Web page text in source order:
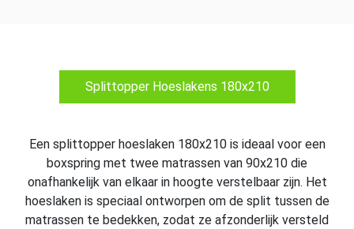
Splittopper Hoeslakens 180x210
Een splittopper hoeslaken 180x210 is ideaal voor een
boxspring met twee matrassen van 90x210 die
onafhankelijk van elkaar in hoogte verstelbaar zijn. Het
hoeslaken is speciaal ontworpen om de split tussen de
matrassen te bedekken, zodat ze afzonderlijk versteld